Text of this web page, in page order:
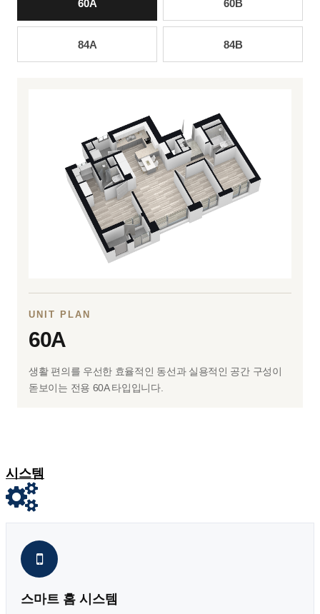
60A 60B
84A 84B
UNIT PLAN
60A
생활 편의를 우선한 효율적인 동선과 실용적인 공간 구성이
돋보이는 전용 60A 타입입니다.
시스템
스마트 홈 시스템